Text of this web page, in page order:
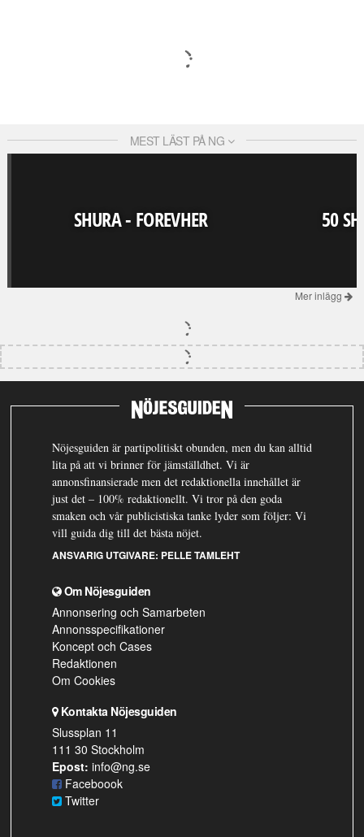
MEST LÄST PÅ NG
SHURA - FOREVHER 50
Mer inlägg
Nöjesguiden är partipolitiskt obunden, men du kan alltid
lita på att vi brinner för jämställdhet. Vi är
annonsfinansierade men det redaktionella innehållet är
just det – 100% redaktionellt. Vi tror på den goda
smaken och vår publicistiska tanke lyder som följer: Vi
vill guida dig till det bästa nöjet.
ANSVARIG UTGIVARE: PELLE TAMLEHT
Om Nöjesguiden
Annonsering och Samarbeten
Annonsspecifikationer
Koncept och Cases
Redaktionen
Om Cookies
Kontakta Nöjesguiden
Slussplan 11
111 30 Stockholm
Epost: info@ng.se
Faceboook
Twitter